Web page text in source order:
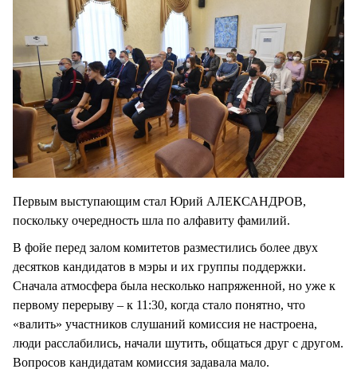
Первым выступающим стал Юрий АЛЕКСАНДРОВ,
поскольку очередность шла по алфавиту фамилий.
В фойе перед залом комитетов разместились более двух
десятков кандидатов в мэры и их группы поддержки.
Сначала атмосфера была несколько напряженной, но уже к
первому перерыву – к 11:30, когда стало понятно, что
«валить» участников слушаний комиссия не настроена,
люди расслабились, начали шутить, общаться друг с другом.
Вопросов кандидатам комиссия задавала мало.